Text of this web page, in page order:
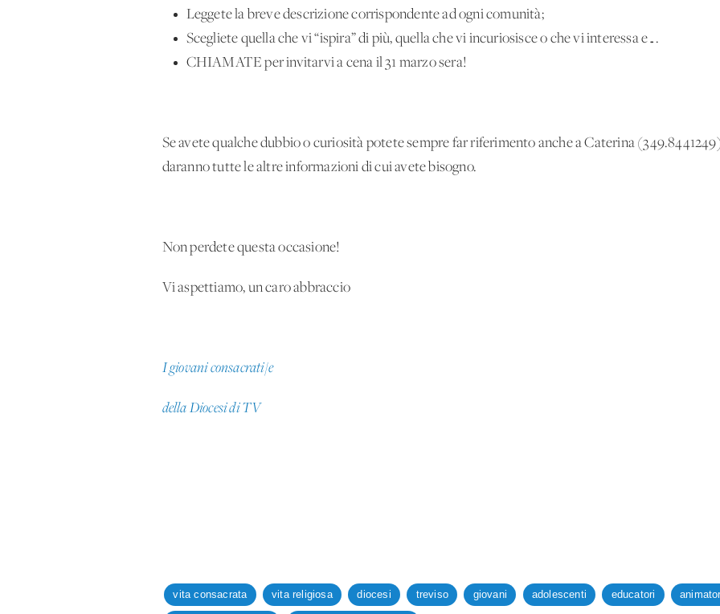
Leggete la breve descrizione corrispondente ad ogni comunità;
Scegliete quella che vi “ispira” di più, quella che vi incuriosisce o che vi interessa e….
CHIAMATE per invitarvi a cena il 31 marzo sera!
Se avete qualche dubbio o curiosità potete sempre far riferimento anche a Caterina
daranno tutte le altre informazioni di cui avete bisogno.
Non perdete questa occasione!
Vi aspettiamo, un caro abbraccio
I giovani consacrati/e
della Diocesi di TV
vita consacrata vita religiosa diocesi treviso giovani adolescenti educatori